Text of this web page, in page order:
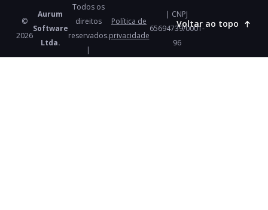
©
2026
Aurum
Software
Ltda.
Todos os
direitos
reservados.
|
Política de
privacidade
| CNPJ
65694739/0001-
96
Voltar ao topo